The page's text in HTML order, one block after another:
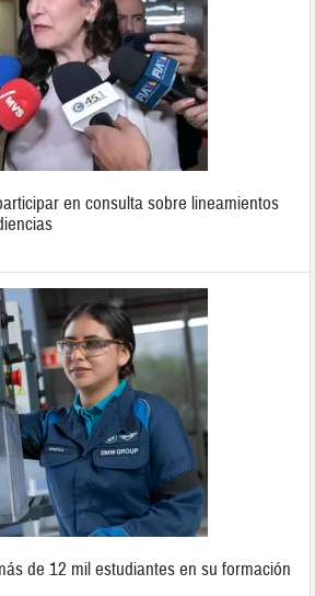
en consulta sobre lineamientos
de 12 mil estudiantes en su formación